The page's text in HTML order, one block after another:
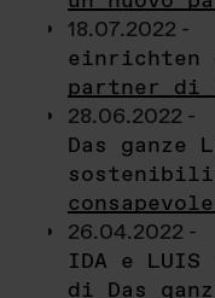
18.07.2022 -
einrichten
partner di
28.06.2022 -
Das ganze
26.04.2022 -
IDA e
di Das